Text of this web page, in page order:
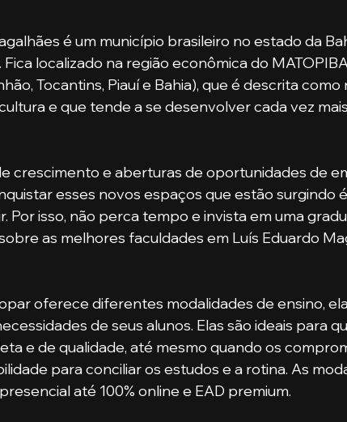
localizado na região econômica do
Tocantins, Piauí e Bahia), que é descrita como
e que tende a se desenvolver cada vez
esses novos espaços que estão surgindo
Por isso, não perca tempo e invista em uma
as melhores faculdades em Luís Eduardo
de seus alunos. Elas são ideais para
e de qualidade, até mesmo quando os
para conciliar os estudos e a rotina. As
até 100% online e EAD premium.